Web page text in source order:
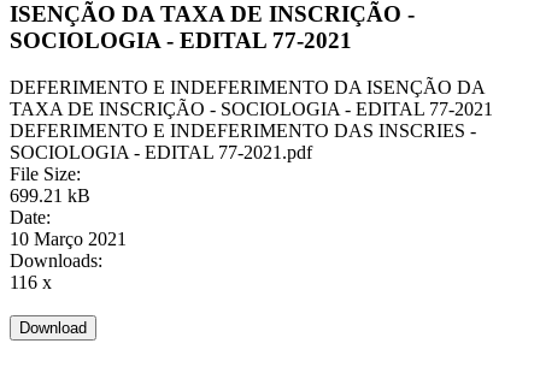
ISENÇÃO DA TAXA DE INSCRIÇÃO -
SOCIOLOGIA - EDITAL 77-2021
DEFERIMENTO E INDEFERIMENTO DA ISENÇÃO DA
TAXA DE INSCRIÇÃO - SOCIOLOGIA - EDITAL 77-2021
DEFERIMENTO E INDEFERIMENTO DAS INSCRIES -
SOCIOLOGIA - EDITAL 77-2021.pdf
File Size:
699.21 kB
Date:
10 Março 2021
Downloads:
116 x